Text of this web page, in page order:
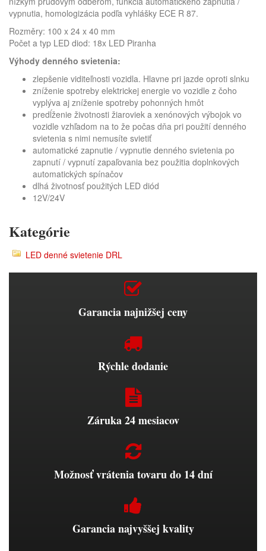
vypnutia, homologizácia podľa vyhlášky ECE R 87.
Rozměry: 100 x 24 x 40 mm
Počet a typ LED diod: 18x LED Piranha
Výhody denného svietenia:
zlepšenie viditeľnosti vozidla. Hlavne pri jazde oproti slnku
zníženie spotreby elektrickej energie vo vozidle z čoho
vyplýva aj zníženie spotreby pohonných hmôt
predĺženie životnosti žiaroviek a xenónových výbojok vo
vozidle vzhľadom na to že počas dňa pri použití denného
svietenia s nimi nemusíte svietiť
automatické zapnutie / vypnutie denného svietenia po
zapnutí / vypnutí zapaľovania bez použitia doplnkových
automatických spínačov
dlhá životnosť použitých LED diód
12V/24V
Kategórie
LED denné svietenie DRL
Garancia najnižšej ceny
Rýchle dodanie
Záruka 24 mesiacov
Možnosť vrátenia tovaru do 14 dní
Garancia najvyššej kvality